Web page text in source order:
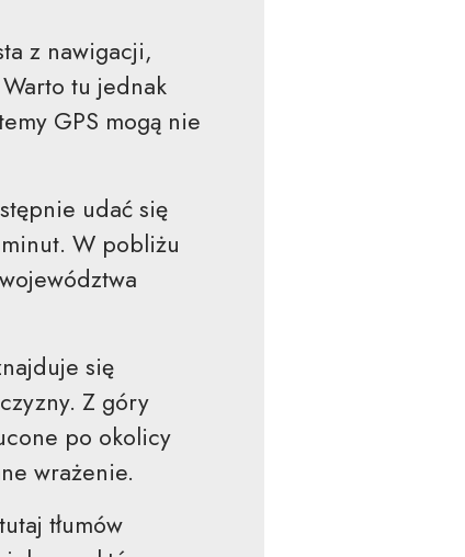
z nawigacji,
tu jednak
GPS mogą nie
udać się
W pobliżu
się
Z góry
po okolicy
wrażenie.
tłumów